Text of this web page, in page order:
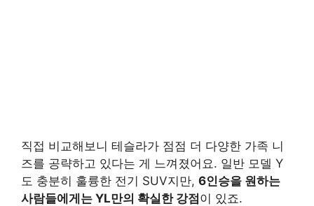
직접 비교해보니 테슬라가 점점 더 다양한 가족 니
즈를 공략하고 있다는 게 느껴졌어요. 일반 모델 Y
도 충분히 훌륭한 전기 SUV지만, 6인승을 원하는
사람들에게는 YL만의 확실한 강점이 있죠.